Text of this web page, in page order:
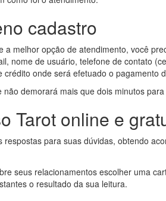
cadastro
melhor opção de atendimento, você
nome de usuário, telefone de contato
onde será efetuado o pagamento
demorará mais que dois minutos
Tarot online e
respostas para suas dúvidas, obtendo
seus relacionamentos escolher uma
o resultado da sua leitura.